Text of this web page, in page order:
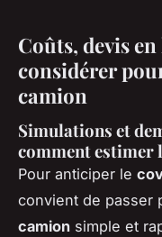
Coûts, devis
considérer
camion
Simulations et
comment estimer
Pour anticiper le
convient de passer
camion simple et